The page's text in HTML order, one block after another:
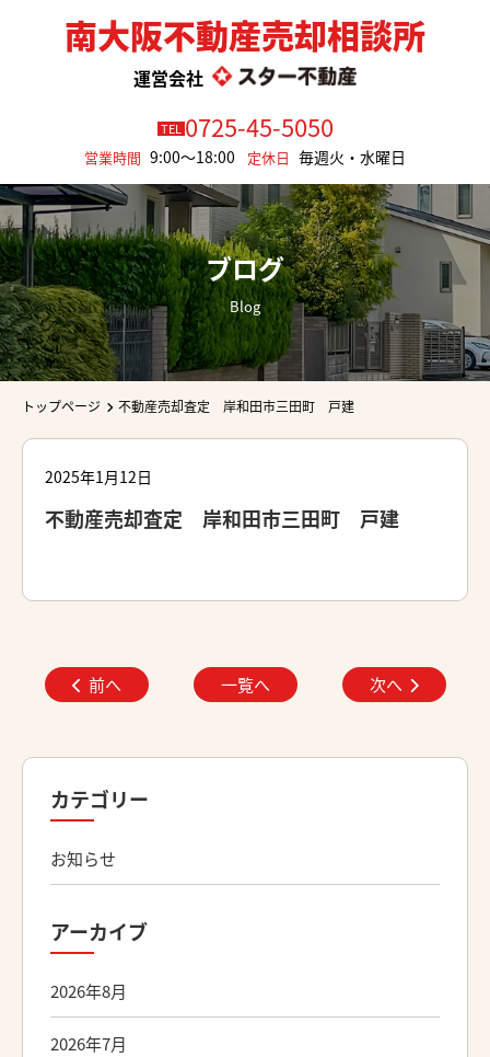
南大阪不動産売却相談所
運営会社
TEL0725-45-5050
営業時間 9:00～18:00 定休日 毎週火・水曜日
ブログ
Blog
トップページ 不動産売却査定 岸和田市三田町 戸建
2025年1月12日
不動産売却査定 岸和田市三田町 戸建
前へ 一覧へ 次へ
カテゴリー
お知らせ
アーカイブ
2026年8月
2026年7月